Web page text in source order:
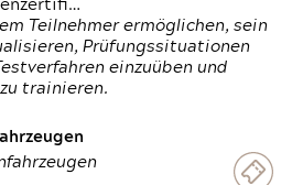
Teilnehmer ermöglichen, sein
Prüfungssituationen
einzuüben und
trainieren.